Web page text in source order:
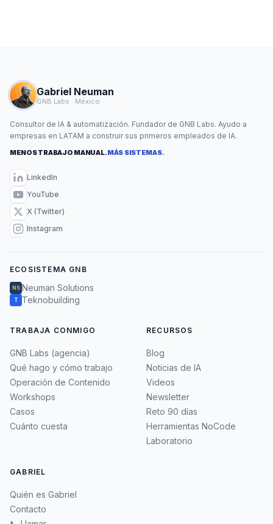
Gabriel Neuman
GNB Labs · México
Consultor de IA & automatización. Fundador de GNB Labs. Ayudo a
empresas en LATAM a construir sus primeros empleados de IA.
MENOS TRABAJO MANUAL.MÁS SISTEMAS.
LinkedIn
YouTube
X (Twitter)
Instagram
ECOSISTEMA GNB
NS Neuman Solutions
T Teknobuilding
TRABAJA CONMIGO
GNB Labs (agencia)
Qué hago y cómo trabajo
Operación de Contenido
Workshops
Casos
Cuánto cuesta
RECURSOS
Blog
Noticias de IA
Videos
Newsletter
Reto 90 días
Herramientas NoCode
Laboratorio
GABRIEL
Quién es Gabriel
Contacto